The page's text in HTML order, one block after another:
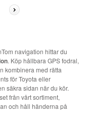
navigation hittar du
. Köp hållbara GPS fodral,
kombinera med rätta
för Toyota eller
säkra sidan när du kör.
från vårt sortiment,
och håll händerna på